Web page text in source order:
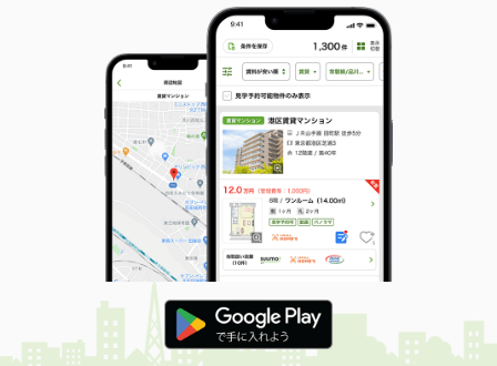
石川県白山市宮永市町
49.68m²
間取り
2DK
石川県白山市美川神幸町
価 格
6.20万円
住 所
石川県白山市美川神幸町
専有面積 73.75m²
間取り
3LDK
石川県金沢市鞍月東１丁目
価 格
5.15万円
住 所
石川県金沢市鞍月東１丁目